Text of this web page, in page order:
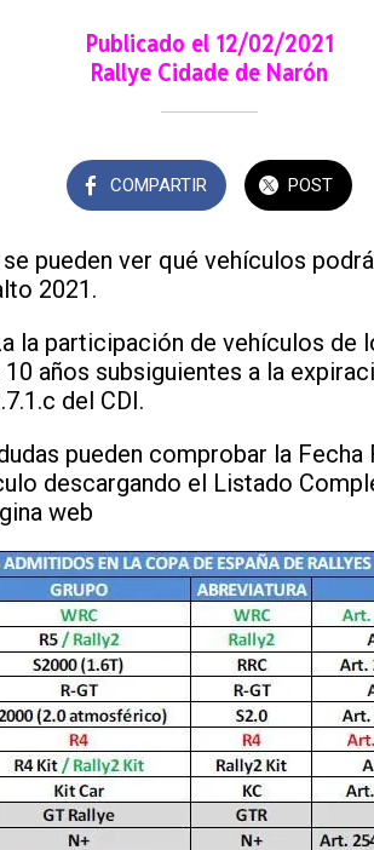
Publicado el 12/02/2021
Rallye Cidade de Narón
COMPARTIR POST
pueden ver qué vehículos
2021.
la participación de vehículos de
años subsiguientes a la
del CDI.
pueden comprobar la Fecha
descargando el Listado
web